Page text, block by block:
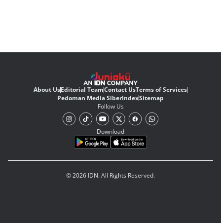
About UsEditorial TeamContact UsTerms of Services
Pedoman Media SiberIndexSitemap
Follow Us
Download
© 2026 IDN. All Rights Reserved.